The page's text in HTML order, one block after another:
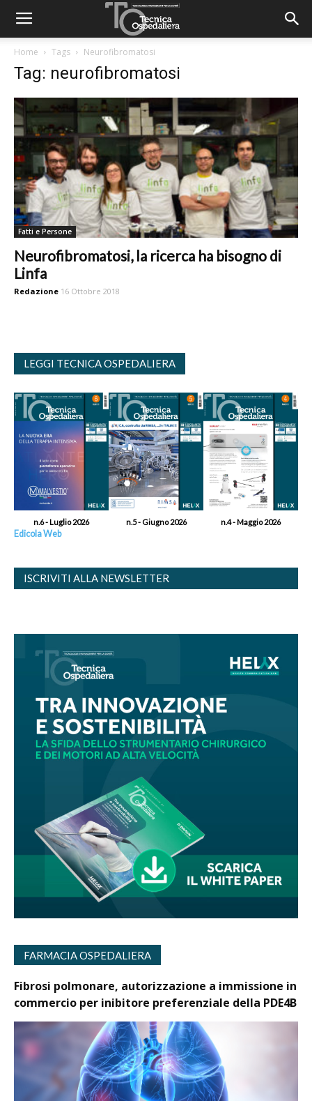
Home Tags Neurofibromatosi
Tag: neurofibromatosi
Fatti e Persone
Neurofibromatosi, la ricerca ha bisogno di
Linfa
Redazione 16 Ottobre 2018
LEGGI TECNICA OSPEDALIERA
n.6 - Luglio 2026 n.5 - Giugno 2026 n.4 - Maggio 2026
Edicola Web
ISCRIVITI ALLA NEWSLETTER
FARMACIA OSPEDALIERA
Fibrosi polmonare, autorizzazione a immissione in
commercio per inibitore preferenziale della PDE4B